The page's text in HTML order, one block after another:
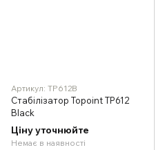
Артикул: TP612B
Стабілізатор Topoint TP612
Black
Ціну уточнюйте
Немає в наявності